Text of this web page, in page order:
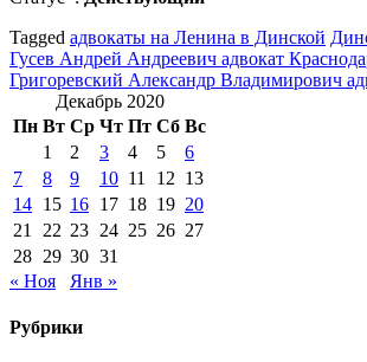
Tagged адвокаты на Ленина в Динской
Навигация
по
записям
Гусев Андрей Андреевич адвокат
Григоревский Александр Владимирович
Декабрь 2020
Пн Вт Ср Чт Пт Сб Вс
1
2 3 4 5
6
7
8 9 10 11 12 13
14 15 16 17 18 19 20
21
22 23 24 25 26 27
28 29 30 31
« Ноя
Янв »
Рубрики